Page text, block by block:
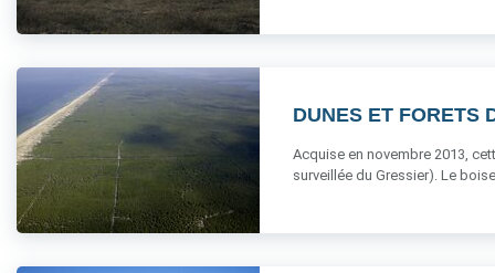
DUNES ET FORETS
Acquise en novembre 2013,
surveillée du Gressier). Le